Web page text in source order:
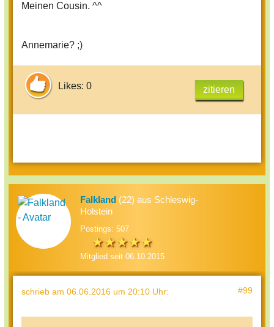
Meinen Cousin. ^^
Annemarie? ;)
Likes: 0 zitieren
Falkland (22) aus Schleswig-
Holstein
Postings: 507
Mitglied seit 06.10.2015
schrieb am 06.06.2016 um 20:10 Uhr: #99